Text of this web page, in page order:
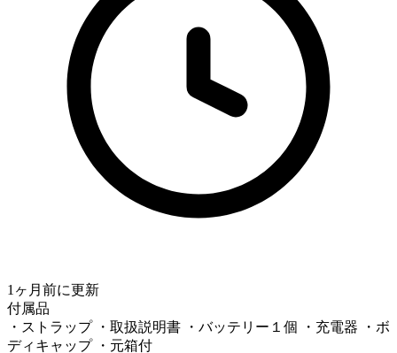
1ヶ月前に更新
付属品
・ストラップ ・取扱説明書 ・バッテリー１個 ・充電器 ・ボ
ディキャップ ・元箱付